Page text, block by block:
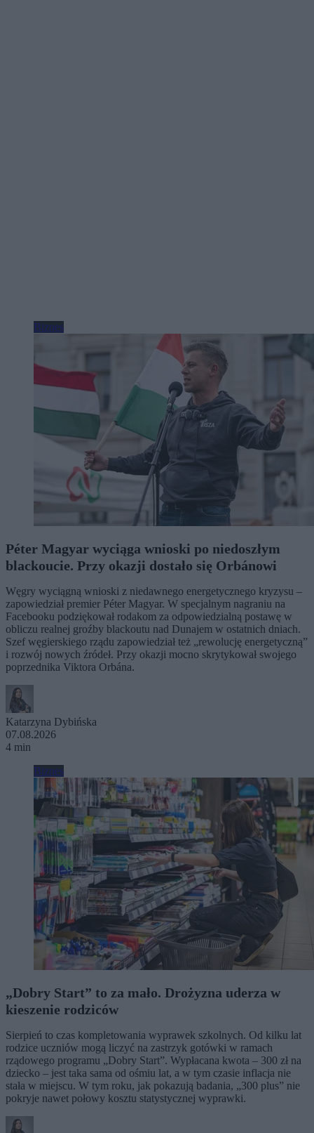
Biznes
Péter Magyar wyciąga wnioski po niedoszłym
blackoucie. Przy okazji dostało się Orbánowi
Węgry wyciągną wnioski z niedawnego energetycznego kryzysu –
zapowiedział premier Péter Magyar. W specjalnym nagraniu na
Facebooku podziękował rodakom za odpowiedzialną postawę w
obliczu realnej groźby blackoutu nad Dunajem w ostatnich dniach.
Szef węgierskiego rządu zapowiedział też „rewolucję energetyczną”
i rozwój nowych źródeł. Przy okazji mocno skrytykował swojego
poprzednika Viktora Orbána.
Katarzyna Dybińska
07.08.2026
4 min
Biznes
„Dobry Start” to za mało. Drożyzna uderza w
kieszenie rodziców
Sierpień to czas kompletowania wyprawek szkolnych. Od kilku lat
rodzice uczniów mogą liczyć na zastrzyk gotówki w ramach
rządowego programu „Dobry Start”. Wypłacana kwota – 300 zł na
dziecko – jest taka sama od ośmiu lat, a w tym czasie inflacja nie
stała w miejscu. W tym roku, jak pokazują badania, „300 plus” nie
pokryje nawet połowy kosztu statystycznej wyprawki.